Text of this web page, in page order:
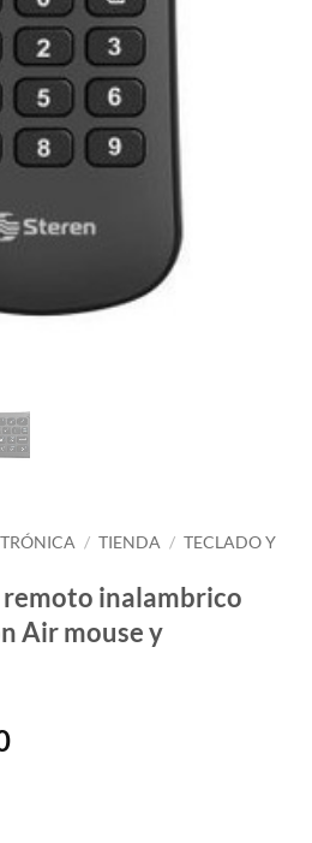
/ TIENDA / TECLADO Y
inalambrico
Air mouse y
Current